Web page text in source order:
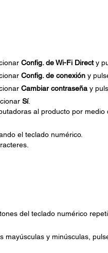
Config. de Wi-Fi Directy
Config. de conexióny
Cambiar contraseñay
Sí.
al producto por medio
el teclado numérico.
del teclado numérico
mayúsculas y minúsculas,